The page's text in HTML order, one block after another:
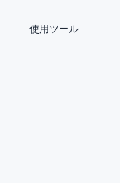
使用ツール